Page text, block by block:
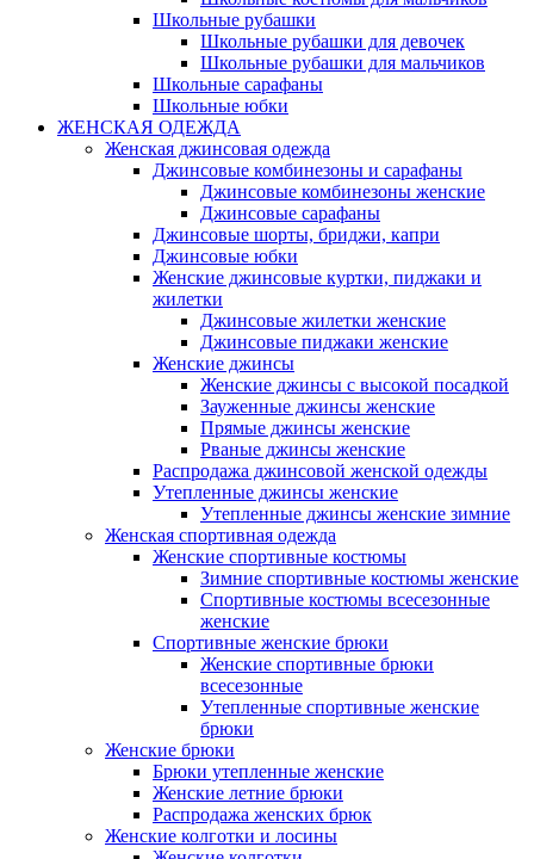
Школьные рубашки
Школьные рубашки для девочек
Школьные рубашки для мальчиков
Школьные сарафаны
Школьные юбки
ЖЕНСКАЯ ОДЕЖДА
Женская джинсовая одежда
Джинсовые комбинезоны и сарафаны
Джинсовые комбинезоны женские
Джинсовые сарафаны
Джинсовые шорты, бриджи, капри
Джинсовые юбки
Женские джинсовые куртки, пиджаки и
жилетки
Джинсовые жилетки женские
Джинсовые пиджаки женские
Женские джинсы
Женские джинсы с высокой посадкой
Зауженные джинсы женские
Прямые джинсы женские
Рваные джинсы женские
Распродажа джинсовой женской одежды
Утепленные джинсы женские
Утепленные джинсы женские зимние
Женская спортивная одежда
Женские спортивные костюмы
Зимние спортивные костюмы женские
Спортивные костюмы всесезонные
женские
Спортивные женские брюки
Женские спортивные брюки
всесезонные
Утепленные спортивные женские
брюки
Женские брюки
Брюки утепленные женские
Женские летние брюки
Распродажа женских брюк
Женские колготки и лосины